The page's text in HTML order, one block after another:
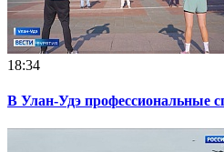
18:34
В Улан-Удэ профессиональные